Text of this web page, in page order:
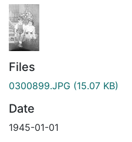
Files
0300899.JPG (15.07 KB)
Date
1945-01-01